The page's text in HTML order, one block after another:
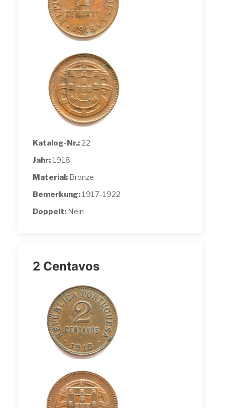
Katalog-Nr.: 22
Jahr: 1918
Material: Bronze
Bemerkung: 1917-1922
Doppelt: Nein
2 Centavos